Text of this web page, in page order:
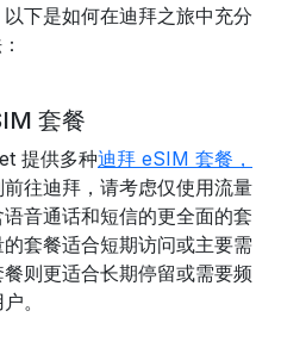
下是如何在迪拜之旅中充分
套餐
提供多种迪拜 eSIM 套餐，
往迪拜，请考虑仅使用流量
音通话和短信的更全面的套
套餐适合短期访问或主要需
则更适合长期停留或需要频
。